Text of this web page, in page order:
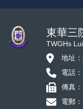
東華三
TWGHs
地址
電話
傳真
電郵：